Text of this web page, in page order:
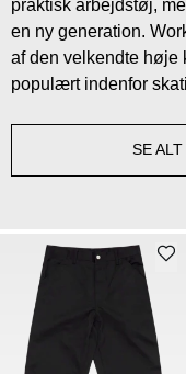
praktisk arbejdstøj,
en ny generation.
af den velkendte høje
populært indenfor
SE